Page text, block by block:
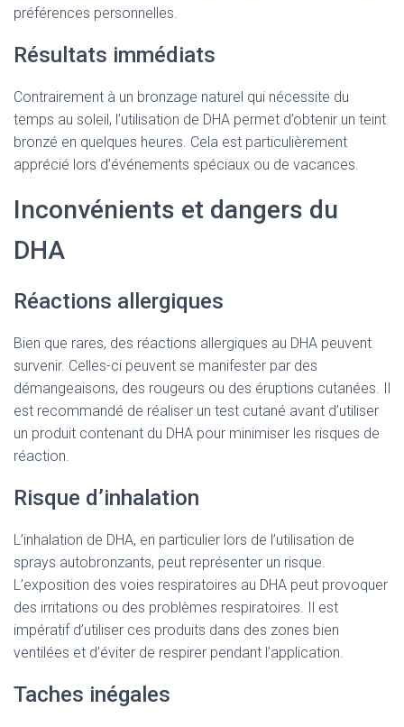
préférences personnelles.
Résultats immédiats
Contrairement à un bronzage naturel qui nécessite du
temps au soleil, l’utilisation de DHA permet d’obtenir un teint
bronzé en quelques heures. Cela est particulièrement
apprécié lors d’événements spéciaux ou de vacances.
Inconvénients et dangers du
DHA
Réactions allergiques
Bien que rares, des réactions allergiques au DHA peuvent
survenir. Celles-ci peuvent se manifester par des
démangeaisons, des rougeurs ou des éruptions cutanées. Il
est recommandé de réaliser un test cutané avant d’utiliser
un produit contenant du DHA pour minimiser les risques de
réaction.
Risque d’inhalation
L’inhalation de DHA, en particulier lors de l’utilisation de
sprays autobronzants, peut représenter un risque.
L’exposition des voies respiratoires au DHA peut provoquer
des irritations ou des problèmes respiratoires. Il est
impératif d’utiliser ces produits dans des zones bien
ventilées et d’éviter de respirer pendant l’application.
Taches inégales